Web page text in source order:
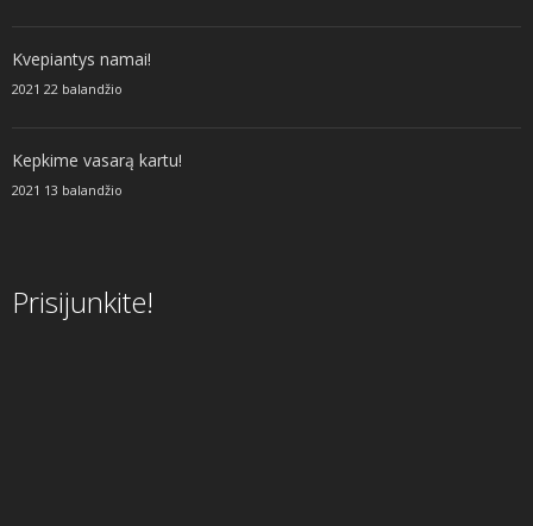
Kvepiantys namai!
2021 22 balandžio
Kepkime vasarą kartu!
2021 13 balandžio
Prisijunkite!